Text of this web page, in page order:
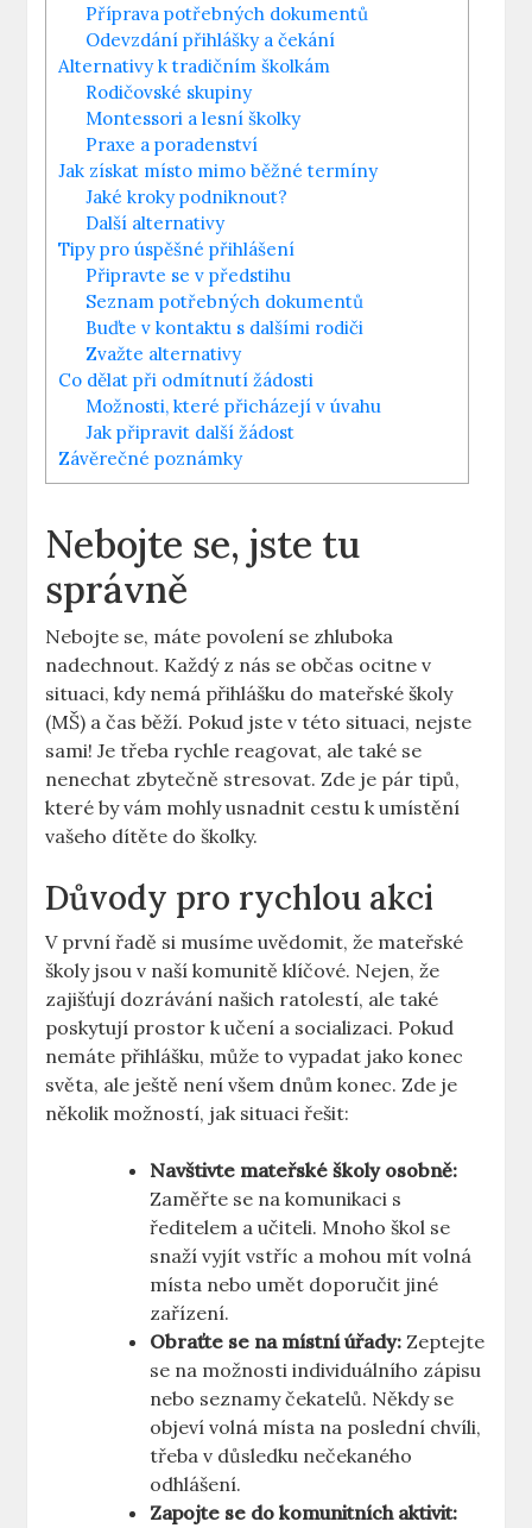
Příprava potřebných dokumentů
Odevzdání přihlášky a čekání
Alternativy k tradičním školkám
Rodičovské skupiny
Montessori a lesní školky
Praxe a ‌poradenství
Jak získat místo mimo běžné termíny
Jaké kroky podniknout?
Další alternativy
Tipy pro ⁢úspěšné přihlášení
Připravte se v předstihu
Seznam ‍potřebných dokumentů
Buďte⁣ v kontaktu s dalšími rodiči
Zvažte alternativy
Co dělat při odmítnutí žádosti
Možnosti, které přicházejí v úvahu
Jak připravit další žádost
Závěrečné‌ poznámky
Nebojte se,​ jste tu
správně
Nebojte se,⁣ máte povolení‍ se zhluboka
nadechnout. Každý z nás se občas ocitne v
situaci, kdy nemá přihlášku do mateřské​ školy
‌(MŠ) a‍ čas běží. Pokud jste v této situaci, ⁤nejste
sami! Je ‌třeba rychle⁤ reagovat, ale také se
nenechat zbytečně stresovat. Zde je pár tipů,
které ⁣by vám mohly usnadnit cestu k umístění
vašeho ⁣dítěte‍ do školky.
Důvody⁤ pro rychlou akci
V⁤ první řadě si ⁤musíme ⁤uvědomit, že mateřské
školy jsou v naší ⁢komunitě klíčové. Nejen, že
zajišťují dozrávání našich​ ratolestí, ale také
poskytují prostor k učení a socializaci. Pokud
nemáte přihlášku, může ⁤to vypadat⁣ jako konec
světa, ale ještě není ‌všem dnům ‌konec. Zde je
několik možností, jak situaci řešit:
Navštivte ⁤mateřské školy osobně:
‌Zaměřte se na ⁢komunikaci s
ředitelem a učiteli. Mnoho škol se
‍snaží vyjít ‍vstříc a mohou mít volná⁢
místa‍ nebo umět doporučit‍ jiné
zařízení.
Obraťte se na místní úřady: ‍Zeptejte⁢
se na možnosti ⁤individuálního zápisu
nebo seznamy čekatelů. Někdy​ se
objeví volná místa na ​poslední⁣ chvíli,
třeba⁤ v důsledku nečekaného
odhlášení.
Zapojte se do komunitních aktivit: